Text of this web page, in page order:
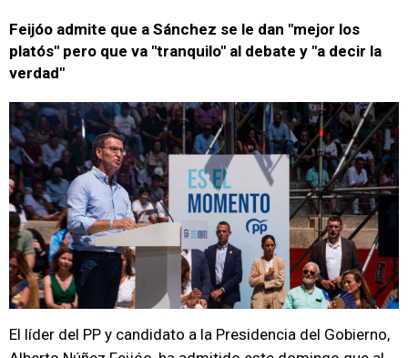
Feijóo admite que a Sánchez se le dan "mejor los
platós" pero que va "tranquilo" al debate y "a decir la
verdad"
El líder del PP y candidato a la Presidencia del Gobierno,